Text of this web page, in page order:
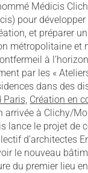
Médicis
pour
et préparer
métropolitaine et
à
par les «
dans des
Paris, Création en
arrivée à Clichy/
lance le projet de
d’architectes
le nouveau
du premier lieu